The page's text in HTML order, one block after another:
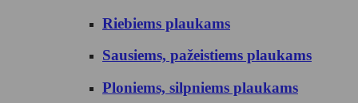
Riebiems plaukams
Sausiems, pažeistiems plaukams
Ploniems, silpniems plaukams